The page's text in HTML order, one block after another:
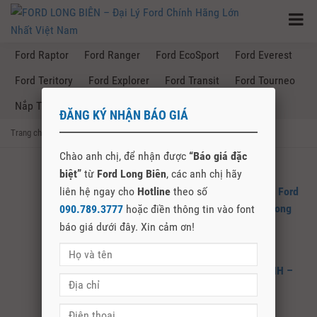
Ford Raptor Ford Ranger Ford EcoSport
Ford Everest
Ford Teritory
Ford Explorer Ford Transit
Ford Tourneo
Nắp Thùng Ford Ranger
Trang chủ Posts Tagged "giá xe ford ranger tại bắc ninh"
Ford Ranger 2024 – Giá Xe Bán Tải Ford
Ranger 2024 Tại Bắc Ninh – Ford Long
Biên
GIÁ XE FORD RANGER TẠI BẮC NINH –
ĐĂNG KÝ NHẬN BÁO GIÁ
Chào anh chị, để nhận được “Báo giá đặc
biệt” từ Ford Long Biên, các anh chị hãy
liên hệ ngay cho Hotline theo số
090.789.3777 hoặc điền thông tin vào font
báo giá dưới đây. Xin cảm ơn!